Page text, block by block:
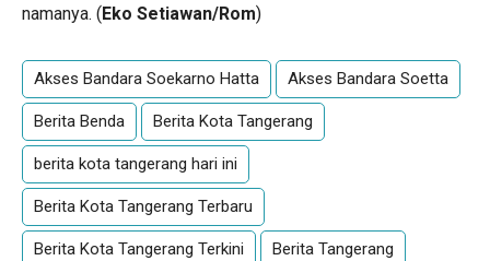
namanya. ( Eko Setiawan/Rom)
Akses Bandara Soekarno Hatta Akses Bandara Soetta
Berita Benda Berita Kota Tangerang
berita kota tangerang hari ini
Berita Kota Tangerang Terbaru
Berita Kota Tangerang Terkini Berita Tangerang